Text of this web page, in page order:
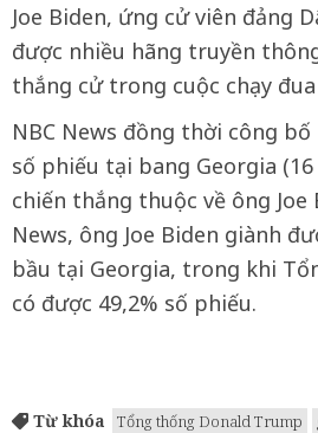
Joe Biden, ứng cử viên đảng
được nhiều hãng truyền
thắng cử trong cuộc chạy
NBC News đồng thời công
số phiếu tại bang Georgia
chiến thắng thuộc về ông Joe
News, ông Joe Biden giành
bầu tại Georgia, trong khi
có được 49,2% số phiếu.
Từ khóa Tổng thống Donald Trump